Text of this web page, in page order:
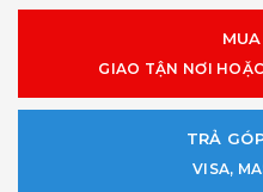
GIAO TẬN NƠI
TRẢ
VISA,